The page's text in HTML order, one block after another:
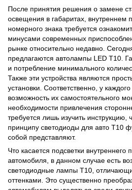
После принятия решения о замене
освещения в габаритах, внутреннем
номерного знака требуется
минусами современных
рынке относительно недавно.
предлагаются автолампы LED Т10.
и потребление минимального
Также эти устройства являются
установки. Соответственно, у
возможность их самостоятельного
необходимости привлечения
требуется лишь изучить инструкцию,
принципу светодиоды для авто T10
собой представляют.
Что касается подсветки внутреннего
автомобиля, в данном случае есть
светодиодные лампы Т10,
оттенками. Это существенно